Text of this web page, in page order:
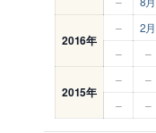
2016年
– 2月
–
–
2015年
– –
–
–